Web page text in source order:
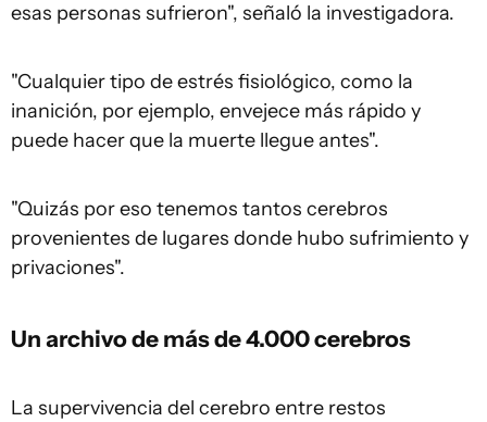
esas personas sufrieron", señaló la investigadora.
"Cualquier tipo de estrés fisiológico, como la
inanición, por ejemplo, envejece más rápido y
puede hacer que la muerte llegue antes".
"Quizás por eso tenemos tantos cerebros
provenientes de lugares donde hubo sufrimiento y
privaciones".
Un archivo de más de 4.000 cerebros
La supervivencia del cerebro entre restos